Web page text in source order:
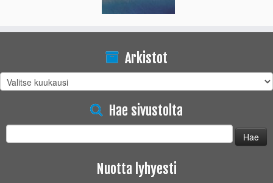
Arkistot
Arkistot
Hae sivustolta
Haku:
Nuotta lyhyesti